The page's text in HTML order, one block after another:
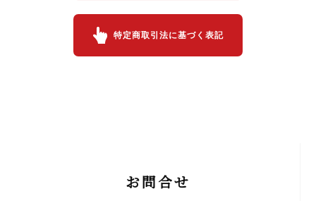
特定商取引法に基づく表記
お問合せ